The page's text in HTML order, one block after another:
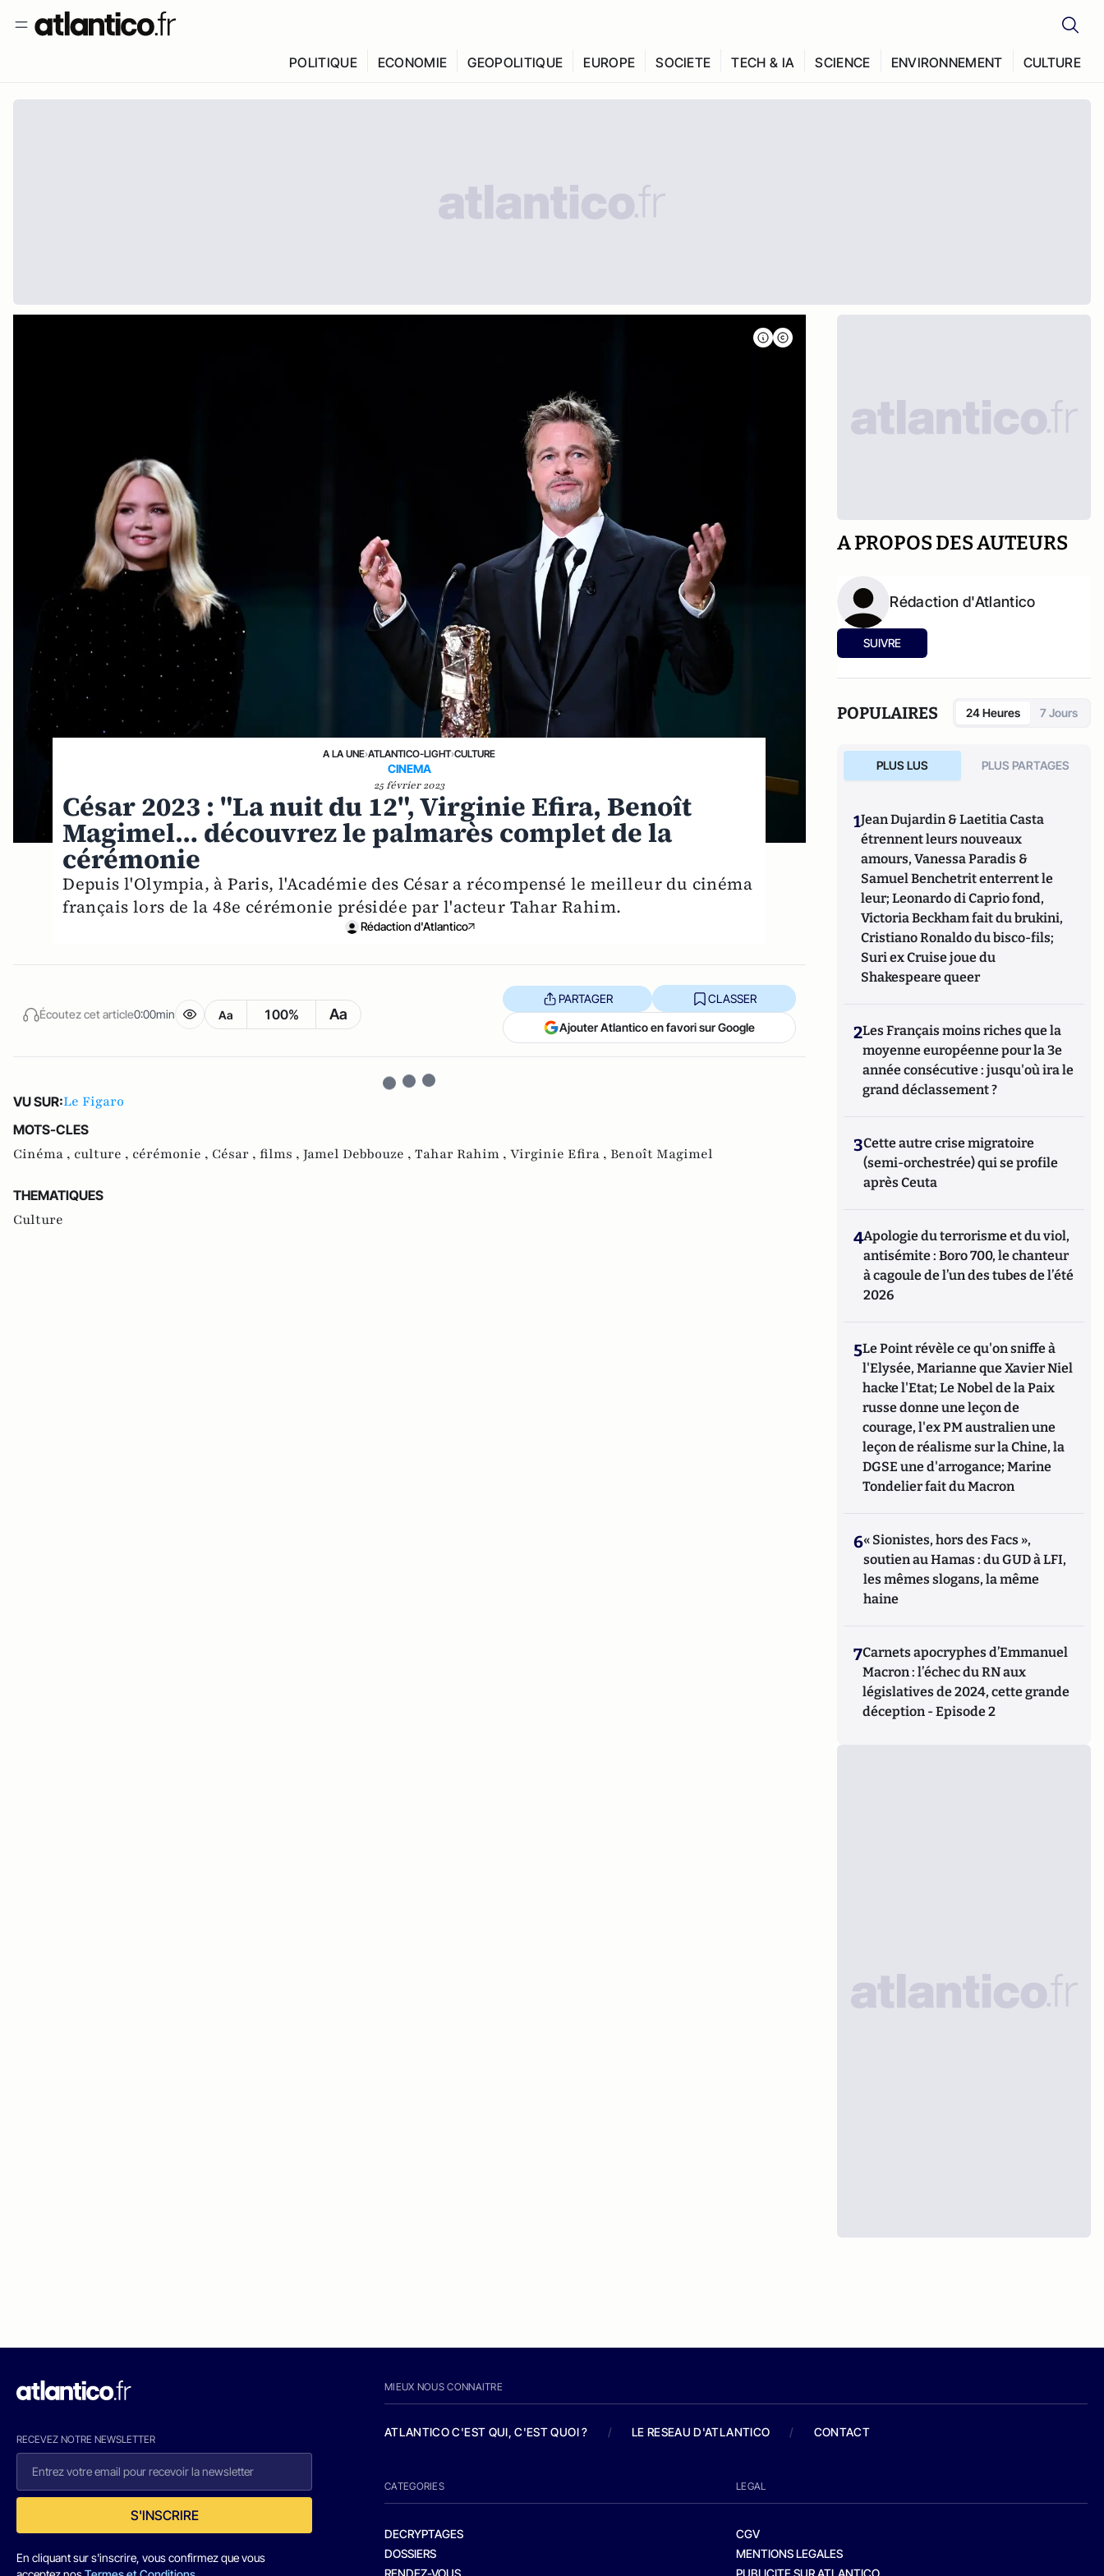
POLITIQUE ECONOMIE GEOPOLITIQUE EUROPE SOCIETE TECH & IA SCIENCE ENVIRONNEMENT CULTURE
A LA UNE›ATLANTICO-LIGHT›CULTURE
CINEMA
25 février 2023
César 2023 : "La nuit du 12", Virginie Efira, Benoît
Magimel… découvrez le palmarès complet de la
cérémonie
Depuis l'Olympia, à Paris, l'Académie des César a récompensé le meilleur du cinéma
français lors de la 48e cérémonie présidée par l'acteur Tahar Rahim.
Rédaction d'Atlantico
Écoutez cet article0:00min Aa 100% Aa
PARTAGER CLASSER
Ajouter Atlantico en favori sur Google
VU SUR:Le Figaro
MOTS-CLES
Cinéma , culture , cérémonie , César , films , Jamel Debbouze , Tahar Rahim , Virginie Efira , Benoît Magimel
THEMATIQUES
Culture
A PROPOS DES AUTEURS
Rédaction d'Atlantico
SUIVRE
POPULAIRES 24 Heures 7 Jours
PLUS LUS PLUS PARTAGES
1Jean Dujardin & Laetitia Casta
étrennent leurs nouveaux
amours, Vanessa Paradis &
Samuel Benchetrit enterrent le
leur; Leonardo di Caprio fond,
Victoria Beckham fait du brukini,
Cristiano Ronaldo du bisco-fils;
Suri ex Cruise joue du
Shakespeare queer
2Les Français moins riches que la
moyenne européenne pour la 3e
année consécutive : jusqu'où ira le
grand déclassement ?
3Cette autre crise migratoire
(semi-orchestrée) qui se profile
après Ceuta
4Apologie du terrorisme et du viol,
antisémite : Boro 700, le chanteur
à cagoule de l’un des tubes de l’été
2026
5Le Point révèle ce qu'on sniffe à
l'Elysée, Marianne que Xavier Niel
hacke l'Etat; Le Nobel de la Paix
russe donne une leçon de
courage, l'ex PM australien une
leçon de réalisme sur la Chine, la
DGSE une d'arrogance; Marine
Tondelier fait du Macron
6« Sionistes, hors des Facs »,
soutien au Hamas : du GUD à LFI,
les mêmes slogans, la même
haine
7Carnets apocryphes d’Emmanuel
Macron : l’échec du RN aux
législatives de 2024, cette grande
déception - Episode 2
RECEVEZ NOTRE NEWSLETTER
S'INSCRIRE
En cliquant sur s'inscrire, vous confirmez que vous
MIEUX NOUS CONNAITRE
ATLANTICO C'EST QUI, C'EST QUOI ? / LE RESEAU D'ATLANTICO / CONTACT
CATEGORIES
DECRYPTAGES
DOSSIERS
RENDEZ-VOUS
LEGAL
CGV
MENTIONS LEGALES
PUBLICITE SUR ATLANTICO